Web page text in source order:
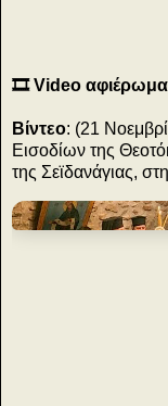
🎞️ Video αφιέρωμα
Βίντεο: (21
Εισοδίων της
της Σεϊδανάγιας,